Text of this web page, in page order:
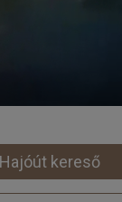
Hajóút kereső